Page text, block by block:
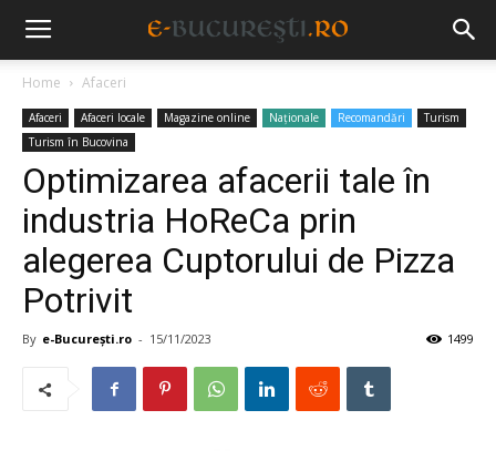
Home Afaceri
Afaceri Afaceri locale Magazine online Naționale Recomandări
Turism
Turism în Bucovina
Optimizarea afacerii tale în
industria HoReCa prin
alegerea Cuptorului de Pizza
Potrivit
By e-București.ro - 15/11/2023 1499